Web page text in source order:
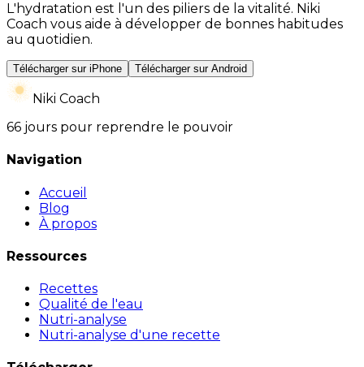
L'hydratation est l'un des piliers de la vitalité. Niki
Coach vous aide à développer de bonnes habitudes
au quotidien.
Télécharger sur iPhone Télécharger sur Android
Niki Coach
66 jours pour reprendre le pouvoir
Navigation
Accueil
Blog
À propos
Ressources
Recettes
Qualité de l'eau
Nutri-analyse
Nutri-analyse d'une recette